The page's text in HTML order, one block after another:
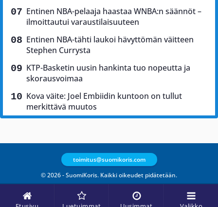
Entinen NBA-pelaaja haastaa WNBA:n säännöt –
ilmoittautui varaustilaisuuteen
Entinen NBA-tähti laukoi hävyttömän väitteen
Stephen Currysta
KTP-Basketin uusin hankinta tuo nopeutta ja
skorausvoimaa
Kova väite: Joel Embiidin kuntoon on tullut
merkittävä muutos
© 2026 - SuomiKoris. Kaikki oikeudet pidätetään.
toimitus@suomikoris.com